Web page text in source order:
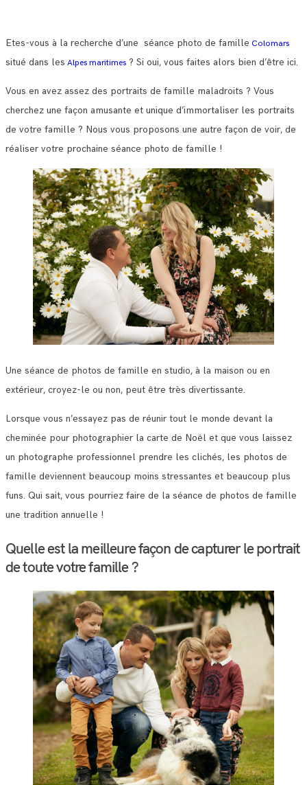
Etes-vous à la recherche d’une séance photo de famille Colomars
situé dans les Alpes maritimes ? Si oui, vous faites alors bien d’être ici.
Vous en avez assez des portraits de famille maladroits ? Vous
cherchez une façon amusante et unique d’immortaliser les portraits
de votre famille ? Nous vous proposons une autre façon de voir, de
réaliser votre prochaine séance photo de famille !
Une séance de photos de famille en studio, à la maison ou en
extérieur, croyez-le ou non, peut être très divertissante.
Lorsque vous n’essayez pas de réunir tout le monde devant la
cheminée pour photographier la carte de Noël et que vous laissez
un photographe professionnel prendre les clichés, les photos de
famille deviennent beaucoup moins stressantes et beaucoup plus
funs. Qui sait, vous pourriez faire de la séance de photos de famille
une tradition annuelle !
Quelle est la meilleure façon de capturer le portrait
de toute votre famille ?